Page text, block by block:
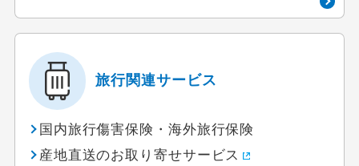
旅行関連サービス
国内旅行傷害保険・海外旅行保険
産地直送のお取り寄せサービス